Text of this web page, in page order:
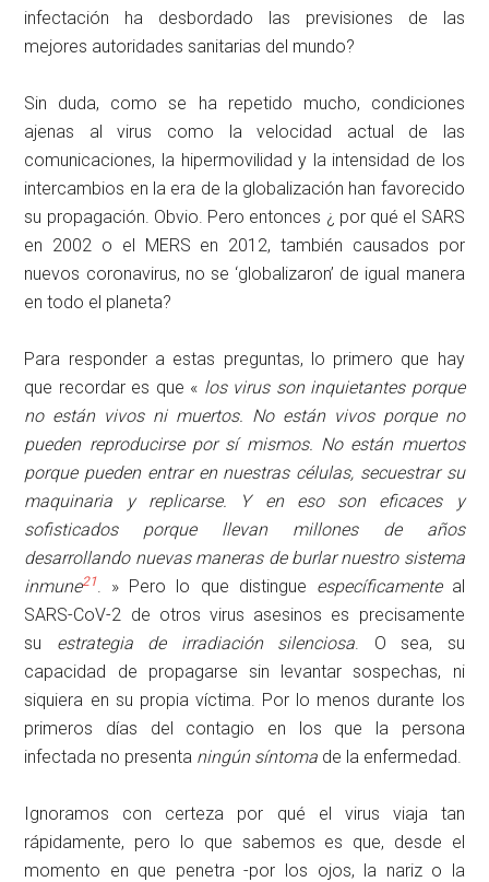
infectación ha desbordado las previsiones de las
mejores autoridades sanitarias del mundo?
Sin duda, como se ha repetido mucho, condiciones
ajenas al virus como la velocidad actual de las
comunicaciones, la hipermovilidad y la intensidad de los
intercambios en la era de la globalización han favorecido
su propagación. Obvio. Pero entonces ¿ por qué el SARS
en 2002 o el MERS en 2012, también causados por
nuevos coronavirus, no se ‘globalizaron’ de igual manera
en todo el planeta?
Para responder a estas preguntas, lo primero que hay
que recordar es que « los virus son inquietantes porque
no están vivos ni muertos. No están vivos porque no
pueden reproducirse por sí mismos. No están muertos
porque pueden entrar en nuestras células, secuestrar su
maquinaria y replicarse. Y en eso son eficaces y
sofisticados porque llevan millones de años
desarrollando nuevas maneras de burlar nuestro sistema
inmune21. » Pero lo que distingue específicamenteal
SARS-CoV-2 de otros virus asesinos es precisamente
su estrategia de irradiación silenciosa. O sea, su
capacidad de propagarse sin levantar sospechas, ni
siquiera en su propia víctima. Por lo menos durante los
primeros días del contagio en los que la persona
infectada no presenta ningún síntoma de la enfermedad.
Ignoramos con certeza por qué el virus viaja tan
rápidamente, pero lo que sabemos es que, desde el
momento en que penetra -por los ojos, la nariz o la